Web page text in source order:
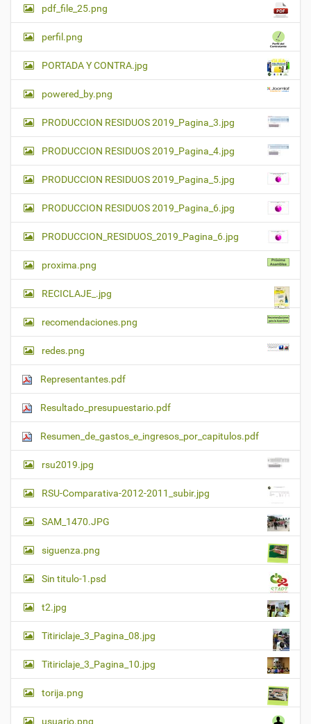
pdf_file_25.png
perfil.png
PORTADA Y CONTRA.jpg
powered_by.png
PRODUCCION RESIDUOS 2019_Pagina_3.jpg
PRODUCCION RESIDUOS 2019_Pagina_4.jpg
PRODUCCION RESIDUOS 2019_Pagina_5.jpg
PRODUCCION RESIDUOS 2019_Pagina_6.jpg
PRODUCCION_RESIDUOS_2019_Pagina_6.jpg
proxima.png
RECICLAJE_.jpg
recomendaciones.png
redes.png
Representantes.pdf
Resultado_presupuestario.pdf
Resumen_de_gastos_e_ingresos_por_capitulos.pdf
rsu2019.jpg
RSU-Comparativa-2012-2011_subir.jpg
SAM_1470.JPG
siguenza.png
Sin titulo-1.psd
t2.jpg
Titiriclaje_3_Pagina_08.jpg
Titiriclaje_3_Pagina_10.jpg
torija.png
usuario.png